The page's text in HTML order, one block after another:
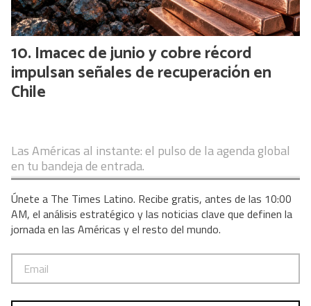
Imacec de junio y cobre récord
impulsan señales de recuperación en
Chile
Las Américas al instante: el pulso de la agenda global
en tu bandeja de entrada.
Únete a The Times Latino. Recibe gratis, antes de las 10:00
AM, el análisis estratégico y las noticias clave que definen la
jornada en las Américas y el resto del mundo.